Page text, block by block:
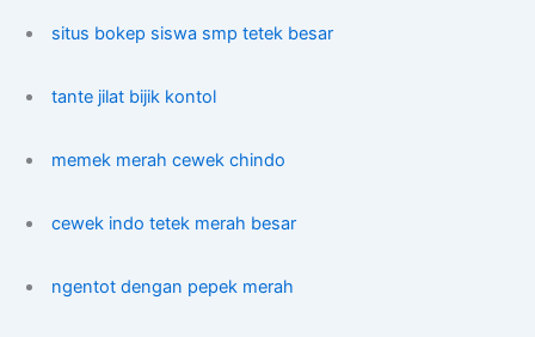
situs bokep siswa smp tetek besar
tante jilat bijik kontol
memek merah cewek chindo
cewek indo tetek merah besar
ngentot dengan pepek merah